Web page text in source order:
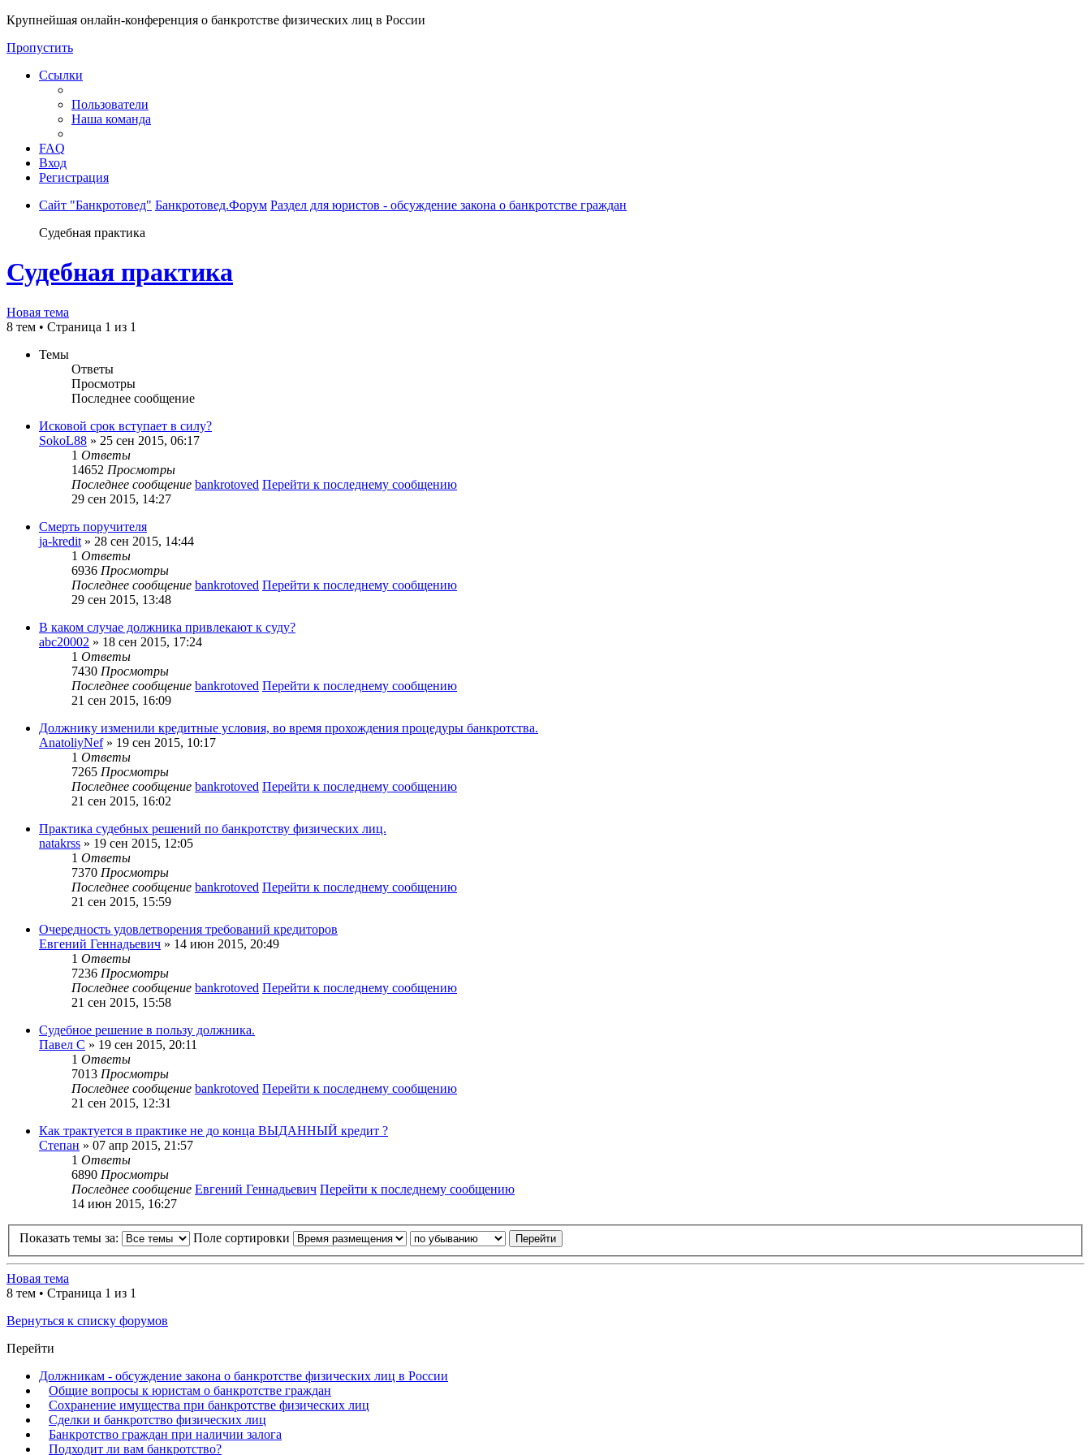
Крупнейшая онлайн-конференция о банкротстве физических лиц в России
Пропустить
Ссылки
Пользователи
Наша команда
FAQ
Вход
Регистрация
Сайт "Банкротовед" Банкротовед.Форум Раздел для юристов - обсуждение закона о банкротстве граждан
Судебная практика
Судебная практика
Новая тема
8 тем • Страница 1 из 1
Темы
Ответы
Просмотры
Последнее сообщение
Исковой срок вступает в силу?
SokoL88 » 25 сен 2015, 06:17
1 Ответы
14652 Просмотры
Последнее сообщение bankrotoved Перейти к последнему сообщению
29 сен 2015, 14:27
Смерть поручителя
ja-kredit » 28 сен 2015, 14:44
1 Ответы
6936 Просмотры
Последнее сообщение bankrotoved Перейти к последнему сообщению
29 сен 2015, 13:48
В каком случае должника привлекают к суду?
abc20002 » 18 сен 2015, 17:24
1 Ответы
7430 Просмотры
Последнее сообщение bankrotoved Перейти к последнему сообщению
21 сен 2015, 16:09
Должнику изменили кредитные условия, во время прохождения процедуры банкротства.
AnatoliyNef» 19 сен 2015, 10:17
1 Ответы
7265 Просмотры
Последнее сообщение bankrotoved Перейти к последнему сообщению
21 сен 2015, 16:02
Практика судебных решений по банкротству физических лиц.
natakrss » 19 сен 2015, 12:05
1 Ответы
7370 Просмотры
Последнее сообщение bankrotoved Перейти к последнему сообщению
21 сен 2015, 15:59
Очередность удовлетворения требований кредиторов
Евгений Геннадьевич » 14 июн 2015, 20:49
1 Ответы
7236 Просмотры
Последнее сообщение bankrotoved Перейти к последнему сообщению
21 сен 2015, 15:58
Судебное решение в пользу должника.
Павел С » 19 сен 2015, 20:11
1 Ответы
7013 Просмотры
Последнее сообщение bankrotoved Перейти к последнему сообщению
21 сен 2015, 12:31
Как трактуется в практике не до конца ВЫДАННЫЙ кредит ?
Степан » 07 апр 2015, 21:57
1 Ответы
6890 Просмотры
Последнее сообщение Евгений Геннадьевич Перейти к последнему сообщению
14 июн 2015, 16:27
Показать темы за: Поле сортировки
Новая тема
8 тем • Страница 1 из 1
Вернуться к списку форумов
Перейти
Должникам - обсуждение закона о банкротстве физических лиц в России
Общие вопросы к юристам о банкротстве граждан
Сохранение имущества при банкротстве физических лиц
Сделки и банкротство физических лиц
Банкротство граждан при наличии залога
Подходит ли вам банкротство?